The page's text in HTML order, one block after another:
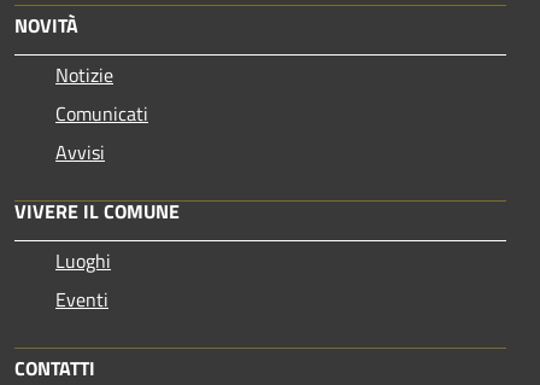
NOVITÀ
Notizie
Comunicati
Avvisi
VIVERE IL COMUNE
Luoghi
Eventi
CONTATTI